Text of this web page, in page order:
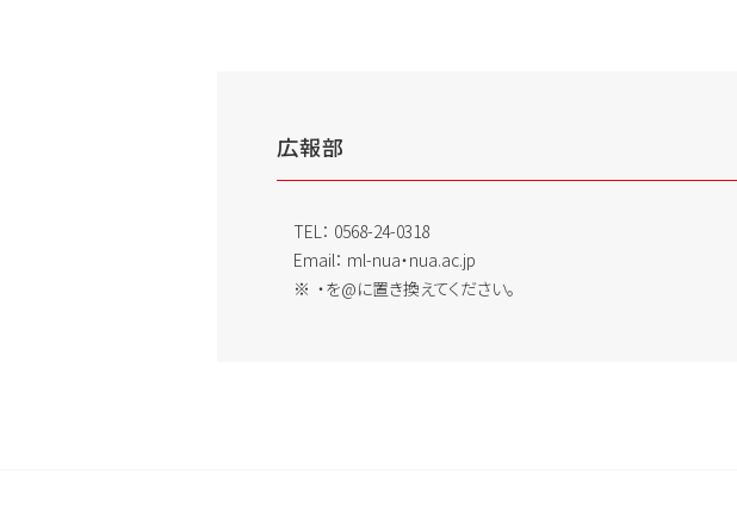
広報部
TEL： 0568-24-0318
Email： ml-nua・nua.ac.jp
・を@に置き換えてください。